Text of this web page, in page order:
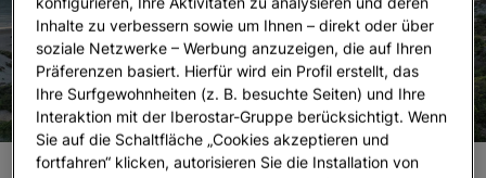
Inhalte zu verbessern sowie um Ihnen – direkt oder über
soziale Netzwerke – Werbung anzuzeigen, die auf Ihren
Präferenzen basiert. Hierfür wird ein Profil erstellt, das
Ihre Surfgewohnheiten (z. B. besuchte Seiten) und Ihre
Interaktion mit der Iberostar-Gruppe berücksichtigt. Wenn
Sie auf die Schaltfläche „Cookies akzeptieren und
fortfahren“ klicken, autorisieren Sie die Installation von